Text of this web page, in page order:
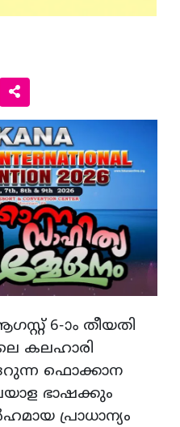
6-ാം തീയതി
കലഹാരി
ഫൊക്കാന
ഭാഷക്കും
പ്രാധാന്യം